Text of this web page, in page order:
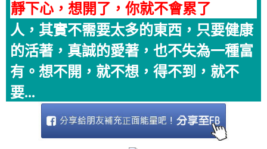
靜下心，想開了，你就不會累了
人，其實不需要太多的東西，只要健康
的活著，真誠的愛著，也不失為一種富
有。想不開，就不想，得不到，就不
要...